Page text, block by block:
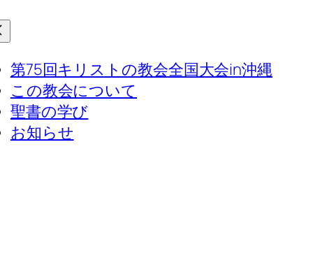
第75回キリストの教会全国大会in沖縄
この教会について
聖書の学び
お知らせ